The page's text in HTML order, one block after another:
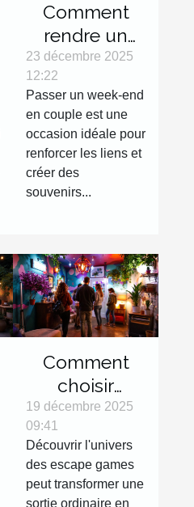
Comment
rendre un
week-end en
couple
inoubliable ?
23 décembre 2025
12:22
Passer un week-end
en couple est une
occasion idéale pour
renforcer les liens et
créer des
souvenirs...
Comment
choisir
l'escape
game parfait
pour votre
prochaine
sortie ?
19 décembre 2025
09:41
Découvrir l'univers
des escape games
peut transformer une
sortie ordinaire en